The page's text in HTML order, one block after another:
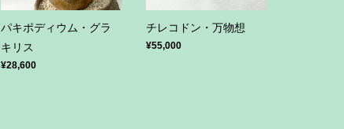
パキポディウム・グラ
キリス
¥28,600
チレコドン・万物想
¥55,000